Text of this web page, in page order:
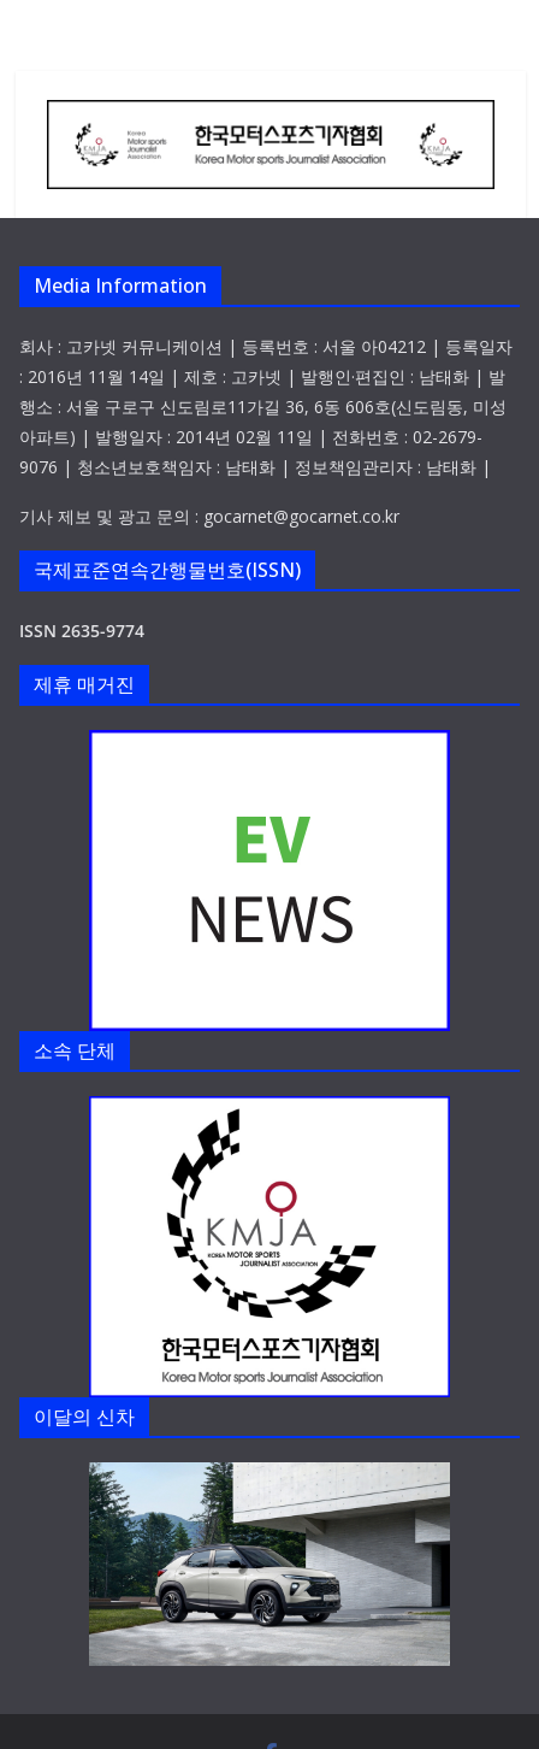
Media Information
회사 : 고카넷 커뮤니케이션 | 등록번호 : 서울 아04212 | 등록일자
: 2016년 11월 14일 | 제호 : 고카넷 | 발행인·편집인 : 남태화 | 발
행소 : 서울 구로구 신도림로11가길 36, 6동 606호(신도림동, 미성
아파트) | 발행일자 : 2014년 02월 11일 | 전화번호 : 02-2679-
9076 | 청소년보호책임자 : 남태화 | 정보책임관리자 : 남태화 |
기사 제보 및 광고 문의 : gocarnet@gocarnet.co.kr
국제표준연속간행물번호(ISSN)
ISSN 2635-9774
제휴 매거진
소속 단체
이달의 신차